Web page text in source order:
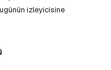
izleyicisine